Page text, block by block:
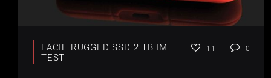
LACIE RUGGED SSD 2 TB IM
TEST
11 0